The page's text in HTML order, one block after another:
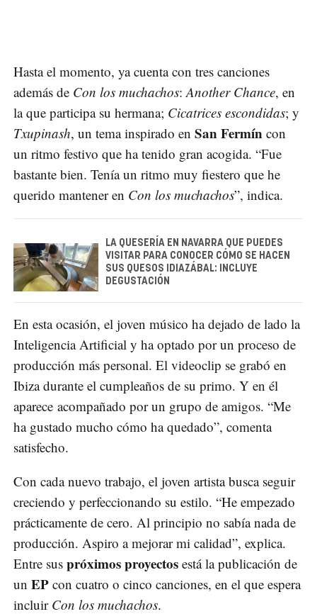
Hasta el momento, ya cuenta con tres canciones
además de Con los muchachos: Another Chance, en
la que participa su hermana; Cicatrices escondidas; y
Txupinash, un tema inspirado en San Fermín con
un ritmo festivo que ha tenido gran acogida. “Fue
bastante bien. Tenía un ritmo muy fiestero que he
querido mantener en Con los muchachos”, indica.
LA QUESERÍA EN NAVARRA QUE PUEDES
VISITAR PARA CONOCER CÓMO SE HACEN
SUS QUESOS IDIAZÁBAL: INCLUYE
DEGUSTACIÓN
En esta ocasión, el joven músico ha dejado de lado la
Inteligencia Artificial y ha optado por un proceso de
producción más personal. El videoclip se grabó en
Ibiza durante el cumpleaños de su primo. Y en él
aparece acompañado por un grupo de amigos. “Me
ha gustado mucho cómo ha quedado”, comenta
satisfecho.
Con cada nuevo trabajo, el joven artista busca seguir
creciendo y perfeccionando su estilo. “He empezado
prácticamente de cero. Al principio no sabía nada de
producción. Aspiro a mejorar mi calidad”, explica.
Entre sus próximos proyectos está la publicación de
un EP con cuatro o cinco canciones, en el que espera
incluir Con los muchachos.